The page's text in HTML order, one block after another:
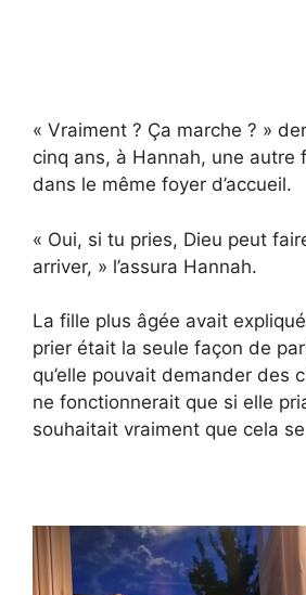
« Vraiment ? Ça marche ? »
cinq ans, à Hannah, une autre
dans le même foyer d’accueil.
« Oui, si tu pries, Dieu peut
arriver, » l’assura Hannah.
La fille plus âgée avait
prier était la seule façon de
qu’elle pouvait demander des
ne fonctionnerait que si elle
souhaitait vraiment que cela